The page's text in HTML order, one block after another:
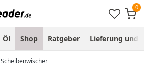
Öl Shop Ratgeber Lieferung und
Scheibenwischer